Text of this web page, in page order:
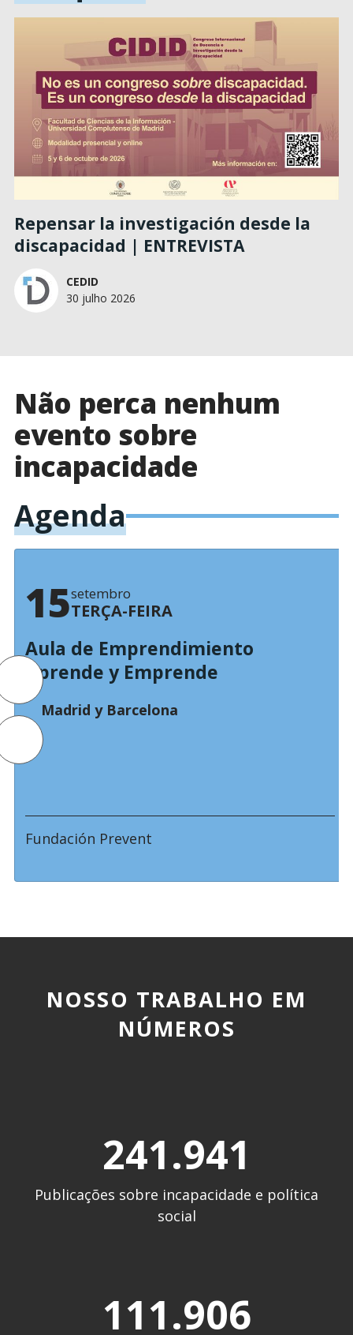
Repensar la investigación desde la
discapacidad | ENTREVISTA
CEDID
30 julho 2026
Não perca nenhum
evento sobre
incapacidade
Agenda
Aula de Emprendimiento
Aprende y Emprende
15setembro
TERÇA-FEIRA
Madrid y Barcelona
Fundación Prevent
NOSSO TRABALHO EM
NÚMEROS
241.944
Publicações sobre incapacidade e política
social
111.909